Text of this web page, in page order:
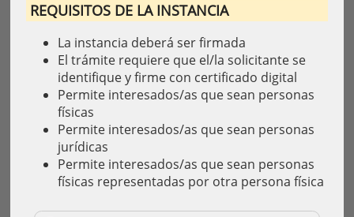
REQUISITOS DE LA INSTANCIA
La instancia deberá ser firmada
El trámite requiere que el/la solicitante se
identifique y firme con certificado digital
Permite interesados/as que sean personas
físicas
Permite interesados/as que sean personas
jurídicas
Permite interesados/as que sean personas
físicas representadas por otra persona física